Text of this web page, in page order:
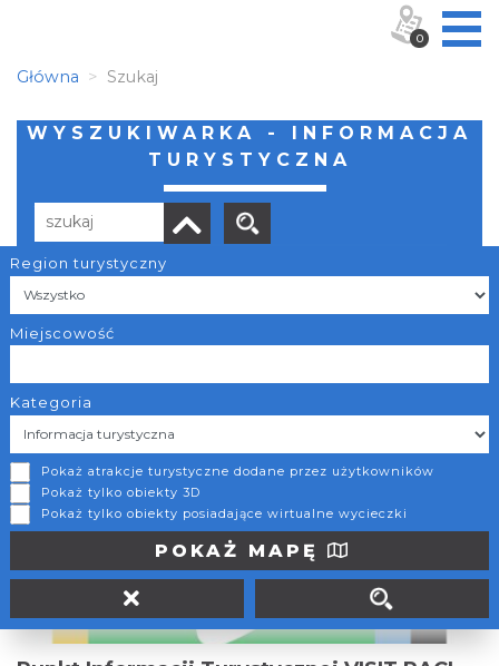
Główna Szukaj
WYSZUKIWARKA - INFORMACJA
TURYSTYCZNA
Region turystyczny
Miejscowość
Kategoria
Pokaż atrakcje turystyczne dodane przez użytkowników
Pokaż tylko obiekty 3D
Pokaż tylko obiekty posiadające wirtualne wycieczki
POKAŻ MAPĘ
Liczba elementów:
Pszów
więcej >> DODAJ DO PLANERA
0